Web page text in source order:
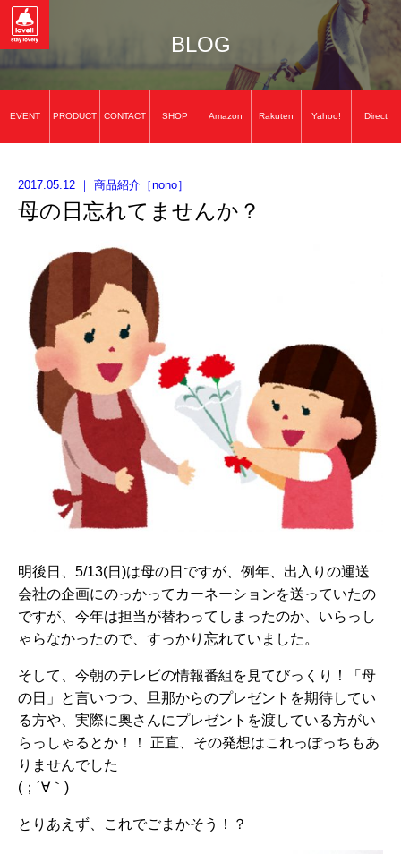
BLOG
2017.05.12 ｜ 商品紹介 ［nono］
母の日忘れてませんか？
明後日、5/13(日)は母の日ですが、例年、出入りの運送
会社の企画にのっかってカーネーションを送っていたの
ですが、今年は担当が替わってしまったのか、いらっし
ゃらなかったので、すっかり忘れていました。
そして、今朝のテレビの情報番組を見てびっくり！「母
の日」と言いつつ、旦那からのプレゼントを期待してい
る方や、実際に奥さんにプレゼントを渡している方がい
らっしゃるとか！！ 正直、その発想はこれっぽっちもあ
りませんでした
(；´∀｀)
とりあえず、これでごまかそう！？
EVENT PRODUCT CONTACT SHOP Amazon Rakuten Yahoo! Direct